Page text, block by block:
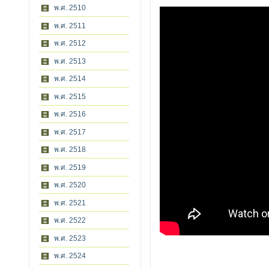
พ.ศ. 2510
พ.ศ. 2511
พ.ศ. 2512
พ.ศ. 2513
พ.ศ. 2514
พ.ศ. 2515
พ.ศ. 2516
พ.ศ. 2517
พ.ศ. 2518
พ.ศ. 2519
พ.ศ. 2520
พ.ศ. 2521
พ.ศ. 2522
พ.ศ. 2523
พ.ศ. 2524